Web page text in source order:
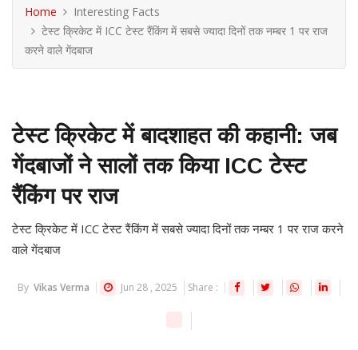
Home
Interesting Facts
टेस्ट क्रिकेट में ICC टेस्ट रैंकिंग में सबसे ज्यादा दिनों तक नम्बर 1 पर राज
करने वाले गेंदबाज
टेस्ट क्रिकेट में बादशाहत की कहानी: जब
गेंदबाजों ने सालों तक किया ICC टेस्ट
रैंकिंग पर राज
टेस्ट क्रिकेट में ICC टेस्ट रैंकिंग में सबसे ज्यादा दिनों तक नम्बर 1 पर राज करने
वाले गेंदबाज
By Vikas Verma Jun 28 , 2025 Share :